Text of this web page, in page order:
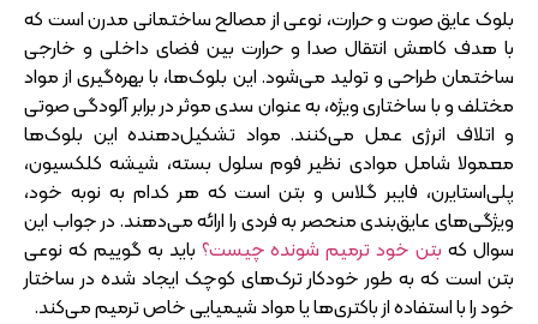
بلوک عایق صوت و حرارت، نوعی از مصالح ساختمانی مدرن است که
با هدف کاهش انتقال صدا و حرارت بین فضای داخلی و خارجی
ساختمان طراحی و تولید می‌شود. این بلوک‌ها، با بهره‌گیری از مواد
مختلف و با ساختاری ویژه، به عنوان سدی موثر در برابر آلودگی صوتی
و اتلاف انرژی عمل می‌کنند. مواد تشکیل‌دهنده این بلوک‌ها
معمولا شامل موادی نظیر فوم سلول بسته، شیشه کلکسیون،
پلی‌استایرن، فایبر گلاس و بتن است که هر کدام به نوبه خود،
ویژگی‌های عایق‌بندی منحصر به فردی را ارائه می‌دهند. در جواب این
سوال که بتن خود ترمیم شونده چیست؟ باید به گوییم که نوعی
بتن است که به طور خودکار ترک‌های کوچک ایجاد شده در ساختار
خود را با استفاده از باکتری‌ها یا مواد شیمیایی خاص ترمیم می‌کند.